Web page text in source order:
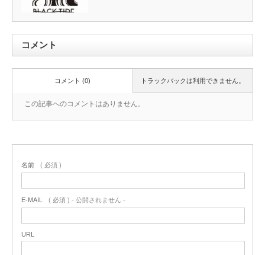
コメント
トラックバックは利用できません。
コメント (0)
この記事へのコメントはありません。
名前 ( 必須 )
E-MAIL ( 必須 ) - 公開されません -
URL